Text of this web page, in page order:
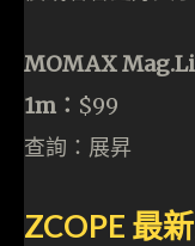
MOMAX
1m： $99
查詢：展昇
ZCOPE 最